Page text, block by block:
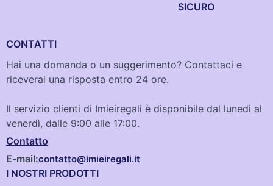
SICURO
CONTATTI
Hai una domanda o un suggerimento? Contattaci e
riceverai una risposta entro 24 ore.
Il servizio clienti di Imieiregali è disponibile dal lunedì al
venerdì, dalle 9:00 alle 17:00.
Contatto
E-mail:contatto@imieiregali.it
I NOSTRI PRODOTTI